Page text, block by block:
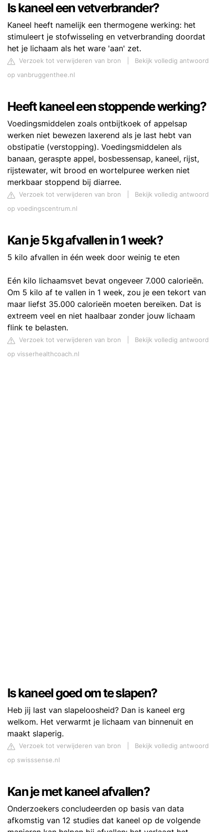
Is kaneel een vetverbrander?
Kaneel heeft namelijk een thermogene werking: het
stimuleert je stofwisseling en vetverbranding doordat
het je lichaam als het ware 'aan' zet.
Verzoek tot verwijderen van bron
Bekijk volledig antwoord
op vanbruggenthee.nl
Heeft kaneel een stoppende werking?
Voedingsmiddelen zoals ontbijtkoek of appelsap
werken niet bewezen laxerend als je last hebt van
obstipatie (verstopping). Voedingsmiddelen als
banaan, geraspte appel, bosbessensap, kaneel, rijst,
rijstewater, wit brood en wortelpuree werken niet
merkbaar stoppend bij diarree.
Verzoek tot verwijderen van bron
Bekijk volledig antwoord
op voedingscentrum.nl
Kan je 5 kg afvallen in 1 week?
5 kilo afvallen in één week door weinig te eten
Eén kilo lichaamsvet bevat ongeveer 7.000 calorieën.
Om 5 kilo af te vallen in 1 week, zou je een tekort van
maar liefst 35.000 calorieën moeten bereiken. Dat is
extreem veel en niet haalbaar zonder jouw lichaam
flink te belasten.
Verzoek tot verwijderen van bron
Bekijk volledig antwoord
op visserhealthcoach.nl
Is kaneel goed om te slapen?
Heb jij last van slapeloosheid? Dan is kaneel erg
welkom. Het verwarmt je lichaam van binnenuit en
maakt slaperig.
Verzoek tot verwijderen van bron
Bekijk volledig antwoord
op swisssense.nl
Kan je met kaneel afvallen?
Onderzoekers concludeerden op basis van data
afkomstig van 12 studies dat kaneel op de volgende